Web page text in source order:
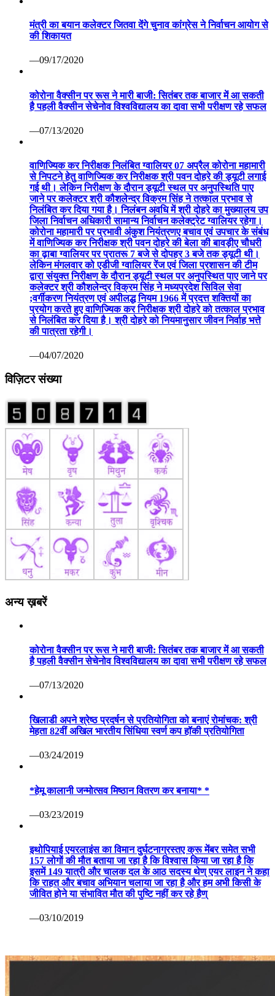
—09/17/2020
कोरोना वैक्सीन पर रूस ने मारी बाजी: सितंबर तक बाजार में आ सकती
—07/13/2020
वाणिज्यिक कर निरीक्षक निलंबित ग्वालियर 07 अप्रैल कोरोना महामारी
जाने पर कलेक्टर श्री कौशलेन्द्र विक्रम सिंह ने तत्काल प्रभाव से
निलंबित कर दिया गया है। निलंबन अवधि में श्री दोहरे का मुख्यालय उप
जिला निर्वाचन अधिकारी सामान्य निर्वाचन कलेक्ट्रेट ग्वालियर रहेगा।
कोरोना महामारी पर प्रभावी अंकुश नियंत्रणए बचाव एवं उपचार के संबंध
में वाणिज्यिक कर निरीक्षक श्री पवन दोहरे की बेला की बावड़ीए चौधरी
का ढ़ाबा ग्वालियर पर प्रातरू 7 बजे से दोपहर 3 बजे तक ड्यूटी थी।
लेकिन मंगलवार को एडीजी ग्वालियर रेंज एवं जिला प्रशासन की टीम
द्वारा संयुक्त निरीक्षण के दौरान ड्यूटी स्थल पर अनुपस्थित पाए जाने पर
कलेक्टर श्री कौशलेन्द्र विक्रम सिंह ने मध्यप्रदेश सिविल सेवा
;वर्गीकरण नियंत्रण एवं अपीलद्ध नियम 1966 में प्रदत्त शक्तियों का
प्रयोग करते हुए वाणिज्यिक कर निरीक्षक श्री दोहरे को तत्काल प्रभाव
से निलंबित कर दिया है। श्री दोहरे को नियमानुसार जीवन निर्वाह भत्ते
की पात्रता रहेगी।
—04/07/2020
अन्य ख़बरें
—07/13/2020
खिलाडी अपने श्रेष्ठ प्रदर्षन से प्रतियोगिता को बनाएं रोमांचक: श्री
—03/24/2019
*हेमू कालानी जन्मोत्सव मिष्ठान वितरण कर बनाया* *
इथोपियाई एयरलाइंस का विमान दुर्घटनाग्रस्तए क्रू मेंबर समेत सभी
कि राहत और बचाव अभियान चलाया जा रहा है और हम अभी किसी के
जीवित होने या संभावित मौत की पुष्टि नहीं कर रहे हैण्
—03/10/2019